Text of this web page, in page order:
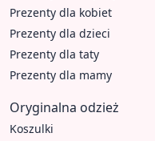
Prezenty dla kobiet
Prezenty dla dzieci
Prezenty dla taty
Prezenty dla mamy
Oryginalna odzież
Koszulki